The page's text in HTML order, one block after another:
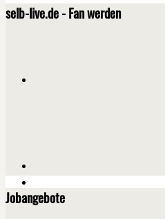
selb-live.de - Fan werden
Jobangebote